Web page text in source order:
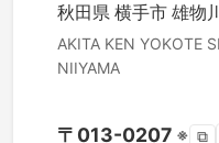
秋田県 横手市 雄物
AKITA KEN YOKOTE
NIIYAMA
〒 013-0207 ※ ⧉